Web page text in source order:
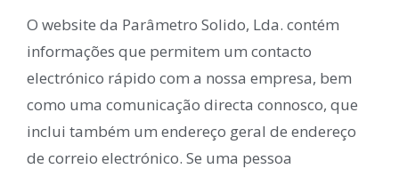
O website da Parâmetro Solido, Lda. contém
informações que permitem um contacto
electrónico rápido com a nossa empresa, bem
como uma comunicação directa connosco, que
inclui também um endereço geral de endereço
de correio electrónico. Se uma pessoa